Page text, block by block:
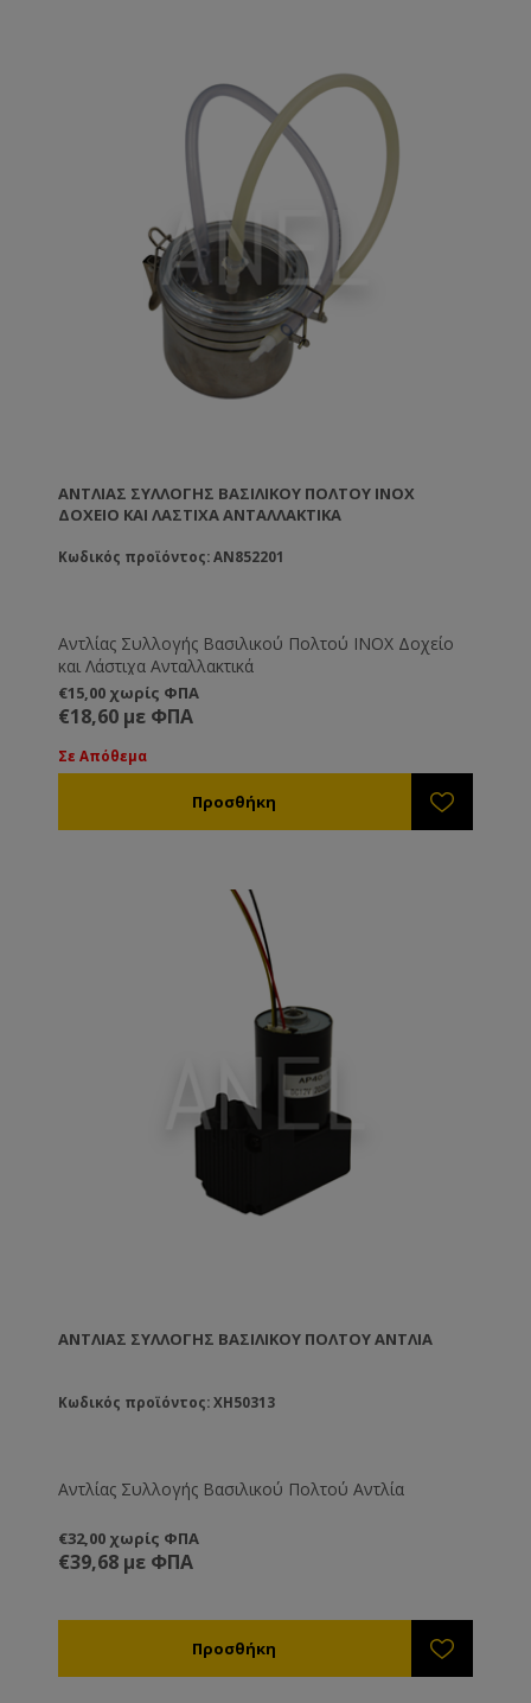
ΑΝΤΛΊΑΣ ΣΥΛΛΟΓΉΣ ΒΑΣΙΛΙΚΟΎ ΠΟΛΤΟΎ INOX
ΔΟΧΕΊΟ ΚΑΙ ΛΆΣΤΙΧΑ ΑΝΤΑΛΛΑΚΤΙΚΆ
Κωδικός προϊόντος: AN852201
Αντλίας Συλλογής Βασιλικού Πολτού INOX Δοχείο
και Λάστιχα Ανταλλακτικά
€15,00 χωρίς ΦΠΑ
€18,60 με ΦΠΑ
Σε Απόθεμα
ΑΝΤΛΊΑΣ ΣΥΛΛΟΓΉΣ ΒΑΣΙΛΙΚΟΎ ΠΟΛΤΟΎ ΑΝΤΛΊΑ
Κωδικός προϊόντος: XH50313
Αντλίας Συλλογής Βασιλικού Πολτού Αντλία
€32,00 χωρίς ΦΠΑ
€39,68 με ΦΠΑ